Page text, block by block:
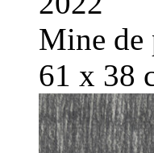
Mine de
61 x 38